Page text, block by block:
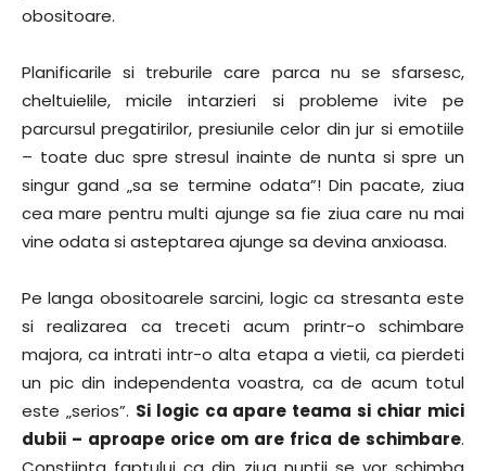
obositoare.
Planificarile si treburile care parca nu se sfarsesc,
cheltuielile, micile intarzieri si probleme ivite pe
parcursul pregatirilor, presiunile celor din jur si emotiile
– toate duc spre stresul inainte de nunta si spre un
singur gand „sa se termine odata”! Din pacate, ziua
cea mare pentru multi ajunge sa fie ziua care nu mai
vine odata si asteptarea ajunge sa devina anxioasa.
Pe langa obositoarele sarcini, logic ca stresanta este
si realizarea ca treceti acum printr-o schimbare
majora, ca intrati intr-o alta etapa a vietii, ca pierdeti
un pic din independenta voastra, ca de acum totul
este „serios”. Si logic ca apare teama si chiar mici
dubii – aproape orice om are frica de schimbare.